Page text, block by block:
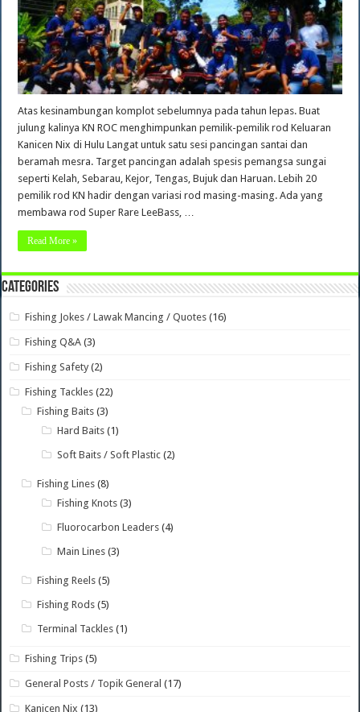
Atas kesinambungan komplot sebelumnya pada tahun lepas. Buat
julung kalinya KN ROC menghimpunkan pemilik-pemilik rod Keluaran
Kanicen Nix di Hulu Langat untuk satu sesi pancingan santai dan
beramah mesra. Target pancingan adalah spesis pemangsa sungai
seperti Kelah, Sebarau, Kejor, Tengas, Bujuk dan Haruan. Lebih 20
pemilik rod KN hadir dengan variasi rod masing-masing. Ada yang
membawa rod Super Rare LeeBass, …
Read More »
Categories
Fishing Jokes / Lawak Mancing / Quotes (16)
Fishing Q&A (3)
Fishing Safety (2)
Fishing Tackles (22)
Fishing Baits (3)
Hard Baits (1)
Soft Baits / Soft Plastic (2)
Fishing Lines (8)
Fishing Knots (3)
Fluorocarbon Leaders (4)
Main Lines (3)
Fishing Reels (5)
Fishing Rods (5)
Terminal Tackles (1)
Fishing Trips (5)
General Posts / Topik General (17)
Kanicen Nix (13)